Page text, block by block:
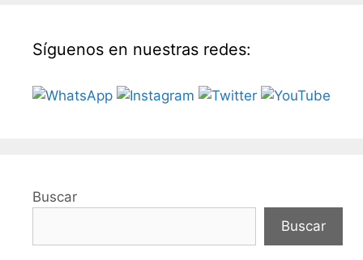
Síguenos en nuestras redes:
Buscar
Buscar